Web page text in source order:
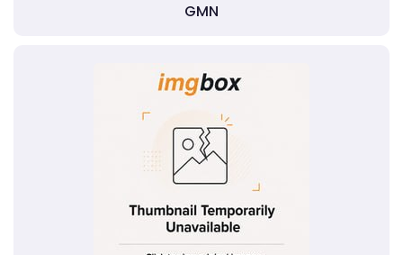
GMN